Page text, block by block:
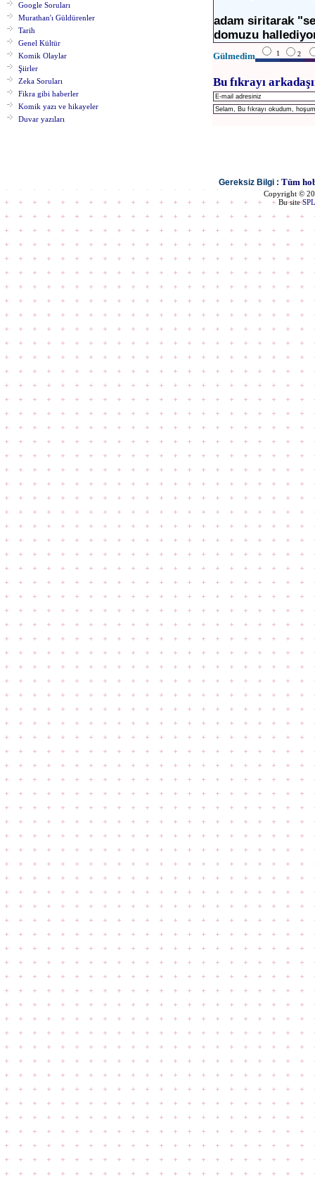
Google Soruları
Murathan'ı Güldürenler
Tarih
Genel Kültür
Komik Olaylar
Şiirler
Zeka Soruları
Fikra gibi haberler
Komik yazı ve hikayeler
Duvar yazıları
adam siritarak
domuzu
Gülmedim 1 2
Bu fıkrayı
Gereksiz Bilgi : Tüm
Copyright ©
Bu siteSPL